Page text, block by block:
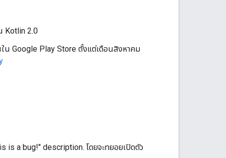
Kotlin 2.0
น Google Play Store ตั้งแต่เดือนสิงหาคม
is a bug!" description. โดยจะทยอยเปิดตัว